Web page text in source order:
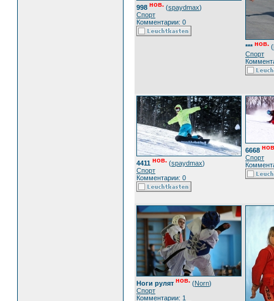
998 нов. (spaydmax)
Спорт
Комментарии: 0
*** нов. (
Спорт
4411 нов. (spaydmax)
Спорт
Комментарии: 0
6668
Спорт
Ноги рулят нов. (Norn)
Спорт
Комментарии: 1